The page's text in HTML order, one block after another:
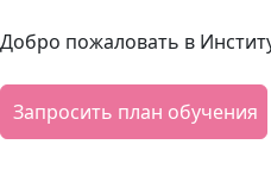
Добро пожаловать в
Запросить план обучения